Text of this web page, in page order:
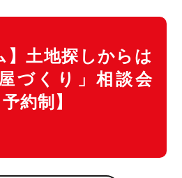
】土地探しからは
づくり」相談会
約制】